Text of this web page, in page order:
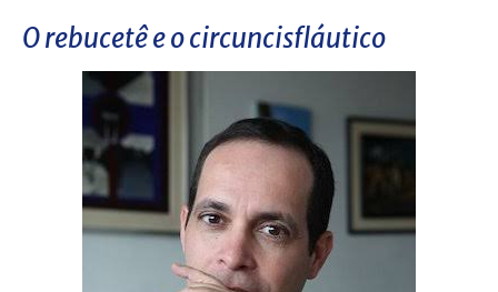
O rebucetê e o circuncisfláutico